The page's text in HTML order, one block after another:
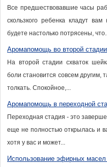
Все предшествовавшие часы
скользкого ребенка кладут
будете настолько потрясены,
Аромапомощь во второй
На второй стадии схваток
боли становится совсем другим,
толкать. Спокойное,...
Аромапомощь в переходной
Переходная стадия - это
еще не полностью открылась и
хотя у вас и может...
Использование эфирных масел